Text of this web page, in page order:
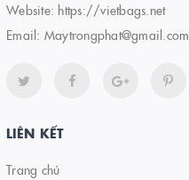
Website: https://vietbags.net
Email: Maytrongphat@gmail.com
LIÊN KẾT
Trang chủ